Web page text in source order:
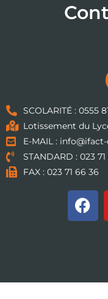
SCOLARITÉ : 0555
Lotissement du
E-MAIL :
STANDARD : 023
FAX : 023 71 66 36